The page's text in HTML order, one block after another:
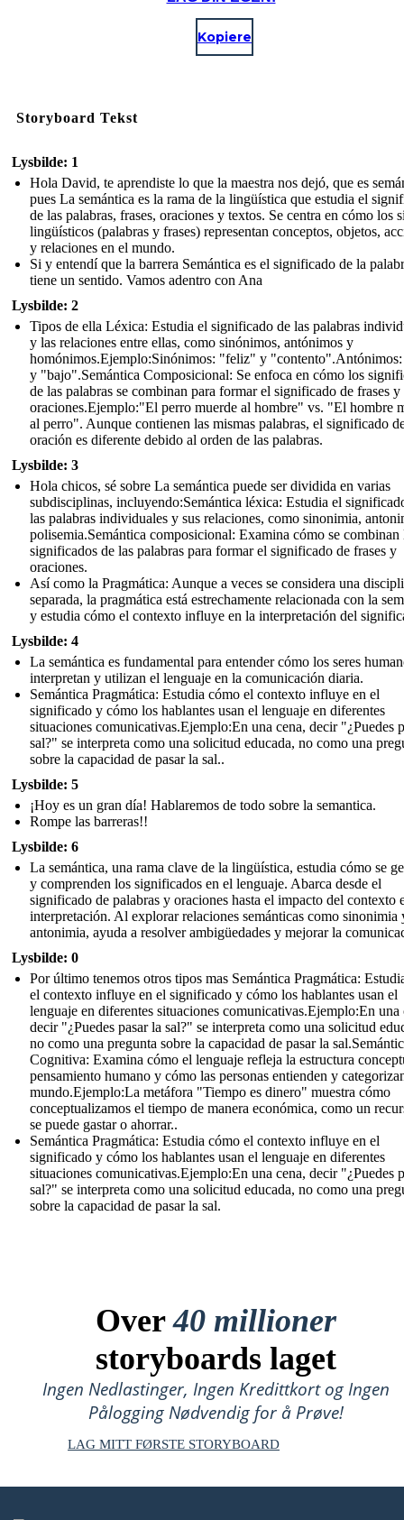
Kopiere
Storyboard Tekst
Lysbilde: 1
Hola David, te aprendiste lo que la maestra nos dejó, que es
pues La semántica es la rama de la lingüística que estudia el
de las palabras, frases, oraciones y textos. Se centra en cómo los
lingüísticos (palabras y frases) representan conceptos, objetos,
y relaciones en el mundo.
Si y entendí que la barrera Semántica es el significado de la
tiene un sentido. Vamos adentro con Ana
Lysbilde: 2
Tipos de ella Léxica: Estudia el significado de las palabras
y las relaciones entre ellas, como sinónimos, antónimos y
homónimos.Ejemplo:Sinónimos: "feliz" y
y "bajo".Semántica Composicional: Se enfoca en cómo los
de las palabras se combinan para formar el significado de frases y
oraciones.Ejemplo:"El perro muerde al hombre" vs. "El hombre
al perro". Aunque contienen las mismas palabras, el significado
oración es diferente debido al orden de las palabras.
Lysbilde: 3
Hola chicos, sé sobre La semántica puede ser dividida en varias
subdisciplinas, incluyendo:Semántica léxica: Estudia el
las palabras individuales y sus relaciones, como sinonimia,
polisemia.Semántica composicional: Examina cómo se combinan
significados de las palabras para formar el significado de frases y
oraciones.
Así como la Pragmática: Aunque a veces se considera una
separada, la pragmática está estrechamente relacionada con la
y estudia cómo el contexto influye en la interpretación del
Lysbilde: 4
La semántica es fundamental para entender cómo los seres
interpretan y utilizan el lenguaje en la comunicación diaria.
Semántica Pragmática: Estudia cómo el contexto influye en el
significado y cómo los hablantes usan el lenguaje en diferentes
situaciones comunicativas.Ejemplo:En una cena, decir "¿Puedes
sal?" se interpreta como una solicitud educada, no como una
sobre la capacidad de pasar la sal..
Lysbilde: 5
¡Hoy es un gran día! Hablaremos de todo sobre la semantica.
Rompe las barreras!!
Lysbilde: 6
La semántica, una rama clave de la lingüística, estudia cómo se
y comprenden los significados en el lenguaje. Abarca desde el
significado de palabras y oraciones hasta el impacto del contexto
interpretación. Al explorar relaciones semánticas como sinonimia
antonimia, ayuda a resolver ambigüedades y mejorar la
Lysbilde: 0
Por último tenemos otros tipos mas Semántica Pragmática:
el contexto influye en el significado y cómo los hablantes usan el
lenguaje en diferentes situaciones comunicativas.Ejemplo:En una
decir "¿Puedes pasar la sal?" se interpreta como una solicitud
no como una pregunta sobre la capacidad de pasar la
Cognitiva: Examina cómo el lenguaje refleja la estructura
pensamiento humano y cómo las personas entienden y
mundo.Ejemplo:La metáfora "Tiempo es dinero" muestra cómo
conceptualizamos el tiempo de manera económica, como un
se puede gastar o ahorrar..
Semántica Pragmática: Estudia cómo el contexto influye en el
significado y cómo los hablantes usan el lenguaje en diferentes
situaciones comunicativas.Ejemplo:En una cena, decir "¿Puedes
sal?" se interpreta como una solicitud educada, no como una
sobre la capacidad de pasar la sal.
Over40 millioner
storyboards laget
Ingen Nedlastinger, Ingen Kredittkort og Ingen
Pålogging Nødvendig for å Prøve!
LAG MITT FØRSTE STORYBOARD